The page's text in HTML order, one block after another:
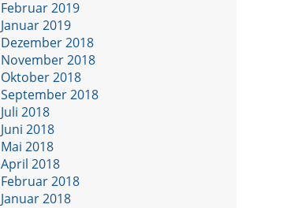
Februar 2019
Januar 2019
Dezember 2018
November 2018
Oktober 2018
September 2018
Juli 2018
Juni 2018
Mai 2018
April 2018
Februar 2018
Januar 2018